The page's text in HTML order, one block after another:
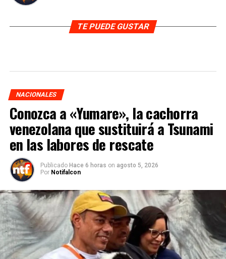
TE PUEDE GUSTAR
NACIONALES
Conozca a «Yumare», la cachorra
venezolana que sustituirá a Tsunami
en las labores de rescate
Publicado Hace 6 horas on agosto 5, 2026
Por Notifalcon